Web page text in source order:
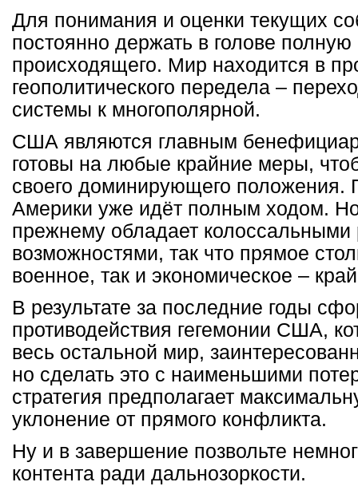
Для понимания и оценки текущих
постоянно держать в голове полную
происходящего. Мир находится в
геополитического передела –
системы к многополярной.
США являются главным
готовы на любые крайние меры,
своего доминирующего положения.
Америки уже идёт полным ходом.
прежнему обладает колоссальными
возможностями, так что прямое
военное, так и экономическое –
В результате за последние годы
противодействия гегемонии США,
весь остальной мир,
но сделать это с наименьшими
стратегия предполагает
уклонение от прямого конфликта.
Ну и в завершение позвольте
контента ради дальнозоркости.